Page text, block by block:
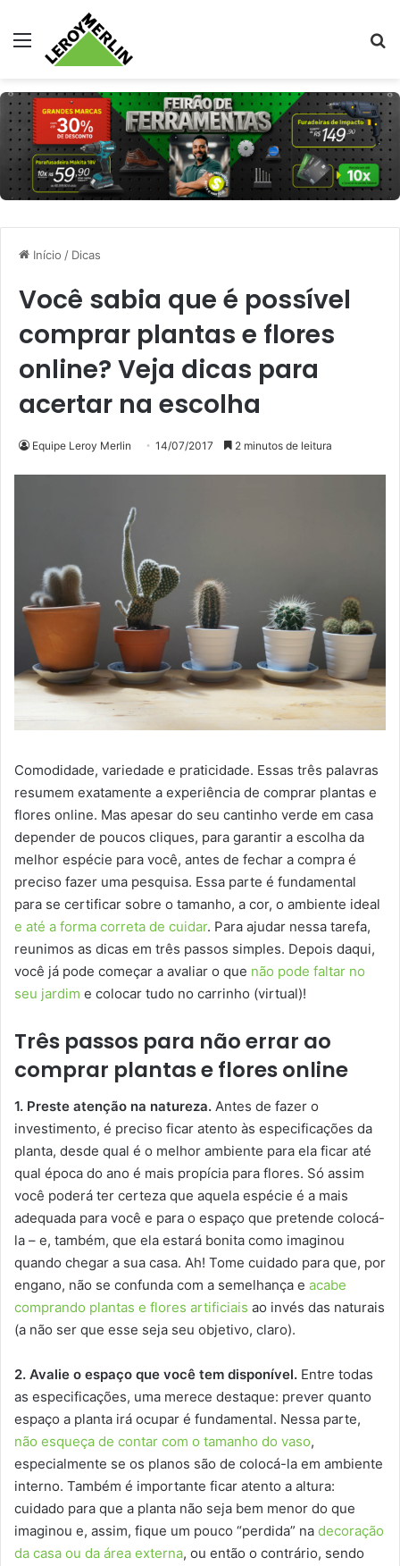
Menu
Início / Dicas
Você sabia que é possível
comprar plantas e flores
online? Veja dicas para
acertar na escolha
Equipe Leroy Merlin 14/07/2017 2 minutos de leitura
Comodidade, variedade e praticidade. Essas três palavras
resumem exatamente a experiência de comprar plantas e
flores online. Mas apesar do seu cantinho verde em casa
depender de poucos cliques, para garantir a escolha da
melhor espécie para você, antes de fechar a compra é
preciso fazer uma pesquisa. Essa parte é fundamental
para se certificar sobre o tamanho, a cor, o ambiente ideal
e até a forma correta de cuidar. Para ajudar nessa tarefa,
reunimos as dicas em três passos simples. Depois daqui,
você já pode começar a avaliar o que não pode faltar no
seu jardim e colocar tudo no carrinho (virtual)!
Três passos para não errar ao
comprar plantas e flores online
1. Preste atenção na natureza. Antes de fazer o
investimento, é preciso ficar atento às especificações da
planta, desde qual é o melhor ambiente para ela ficar até
qual época do ano é mais propícia para flores. Só assim
você poderá ter certeza que aquela espécie é a mais
adequada para você e para o espaço que pretende colocá-
la – e, também, que ela estará bonita como imaginou
quando chegar a sua casa. Ah! Tome cuidado para que, por
engano, não se confunda com a semelhança e acabe
comprando plantas e flores artificiais ao invés das naturais
(a não ser que esse seja seu objetivo, claro).
2. Avalie o espaço que você tem disponível. Entre todas
as especificações, uma merece destaque: prever quanto
espaço a planta irá ocupar é fundamental. Nessa parte,
não esqueça de contar com o tamanho do vaso,
especialmente se os planos são de colocá-la em ambiente
interno. Também é importante ficar atento a altura:
cuidado para que a planta não seja bem menor do que
imaginou e, assim, fique um pouco “perdida” na decoração
da casa ou da área externa, ou então o contrário, sendo